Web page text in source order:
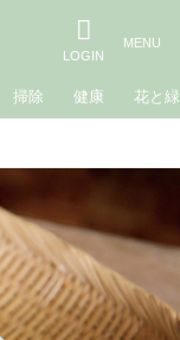
掃除 健康 花と緑